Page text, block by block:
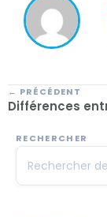
← PRÉCÉDENT
RECHERCHER